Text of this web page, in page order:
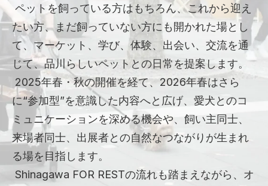
ペットを飼っている方はもちろん、これから迎え
たい方、まだ飼っていない方にも開かれた場とし
て、マーケット、学び、体験、出会い、交流を通
じて、品川らしいペットとの日常を提案します。
2025年春・秋の開催を経て、2026年春はさら
に“参加型”を意識した内容へと広げ、愛犬とのコ
ミュニケーションを深める機会や、飼い主同士、
来場者同士、出展者との自然なつながりが生まれ
る場を目指します。
Shinagawa FOR RESTの流れも踏まえながら、オ